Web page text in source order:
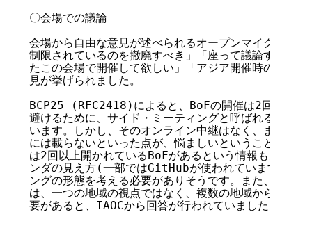
〇会場での議論
会場から自由な意見が述べられるオープンマイクの時
制限されているのを撤廃すべき」「座って議論する場
たこの会場で開催して欲しい」「アジア開催時の旅費
見が挙げられました。
BCP25 (RFC2418)によると、BoFの開催は2回に制限
避けるために、サイド・ミーティングと呼ばれるミー
います。しかし、そのオンライン中継はなく、また
には載らないといった点が、悩ましいということのよ
は2回以上開かれているBoFがあるという情報もあり、
ンダの見え方(一部ではGitHubが使われています)など
ングの形態を考える必要がありそうです。また、アジ
は、一つの地域の視点ではなく、複数の地域からの視
要があると、IAOCから回答が行われていました。